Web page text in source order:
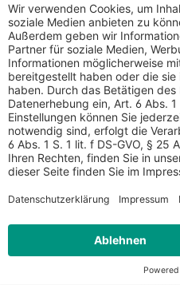
Zur Merkliste hinzufügen
In den Warenkorb
KAUF AUF RECHNUNG